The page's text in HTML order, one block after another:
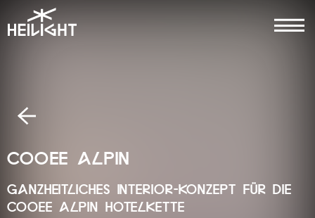
COOEE ALPIN
GANZHEITLICHES INTERIOR-KONZEPT FÜR DIE
COOEE ALPIN HOTELKETTE